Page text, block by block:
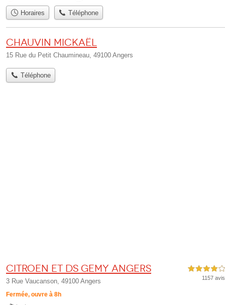
Horaires Téléphone
CHAUVIN Mickaël
15 Rue du Petit Chaumineau, 49100 Angers
Téléphone
Citroen et Ds Gemy Angers
3 Rue Vaucanson, 49100 Angers
Fermée, ouvre à 8h
4,0 étoiles sur 5
1157 avis